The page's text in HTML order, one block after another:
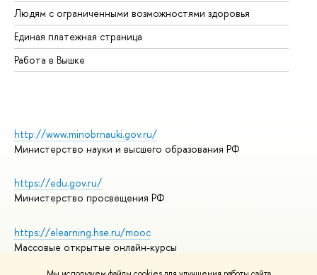
Людям с ограниченными возможностями здоровья
Единая платежная страница
Работа в Вышке
http://www.minobrnauki.gov.ru/
Министерство науки и высшего образования РФ
https://edu.gov.ru/
Министерство просвещения РФ
https://elearning.hse.ru/mooc
Массовые открытые онлайн-курсы